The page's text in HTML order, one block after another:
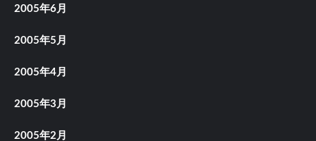
2005年6月
2005年5月
2005年4月
2005年3月
2005年2月